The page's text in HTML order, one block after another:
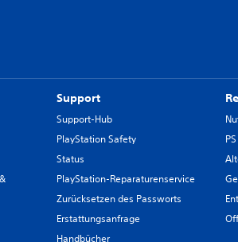
Support
Support-Hub
PlayStation Safety
Status
PlayStation-Reparaturenservice
Zurücksetzen des Passworts
Erstattungsanfrage
Handbücher